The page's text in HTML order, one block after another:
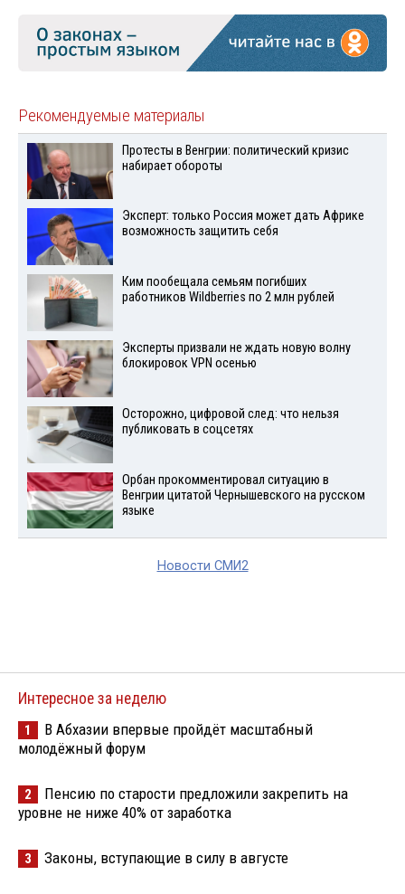
Рекомендуемые материалы
Протесты в Венгрии: политический кризис
набирает обороты
Эксперт: только Россия может дать Африке
возможность защитить себя
Ким пообещала семьям погибших
работников Wildberries по 2 млн рублей
Эксперты призвали не ждать новую волну
блокировок VPN осенью
Осторожно, цифровой след: что нельзя
публиковать в соцсетях
Орбан прокомментировал ситуацию в
Венгрии цитатой Чернышевского на русском
языке
Новости СМИ2
Интересное за неделю
1
В Абхазии впервые пройдёт масштабный
молодёжный форум
2
Пенсию по старости предложили закрепить на
уровне не ниже 40% от заработка
3 Законы, вступающие в силу в августе